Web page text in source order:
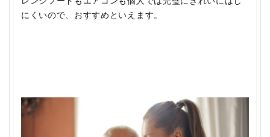
にくいので、おすすめといえます。